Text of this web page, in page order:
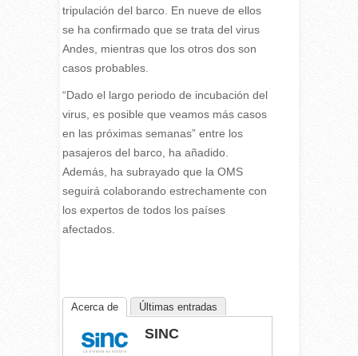
tripulación del barco. En nueve de ellos
se ha confirmado que se trata del virus
Andes, mientras que los otros dos son
casos probables.
“Dado el largo periodo de incubación del
virus, es posible que veamos más casos
en las próximas semanas” entre los
pasajeros del barco, ha añadido.
Además, ha subrayado que la OMS
seguirá colaborando estrechamente con
los expertos de todos los países
afectados.
Acerca de Últimas entradas
SINC